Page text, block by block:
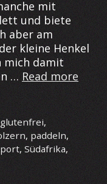
mit
und biete
aber am
kleine Henkel
mich damit
… Read more
2023
–
Fly
high
Pfau
glutenfrei,
, paddeln,
, Südafrika,